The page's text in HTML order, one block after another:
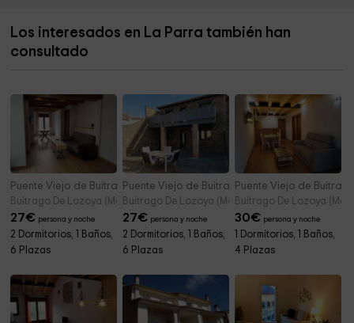
perrikus
Los interesados en La Parra también han
consultado
Puente Viejo de Buitrago - Casa Encina
Buitrago De Lozoya (Madrid)
27€ persona y noche
2 Dormitorios, 1 Baños,
6 Plazas
Puente Viejo de Buitrago - Casa Roble
Buitrago De Lozoya (Madrid)
27€ persona y noche
2 Dormitorios, 1 Baños,
6 Plazas
Puente Viejo de
Buitrago De Lozoya
30€ persona y noche
1 Dormitorios, 1 Baños,
4 Plazas